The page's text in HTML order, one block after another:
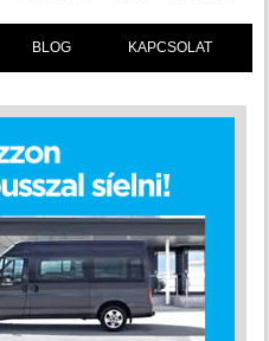
BLOG KAPCSOLAT